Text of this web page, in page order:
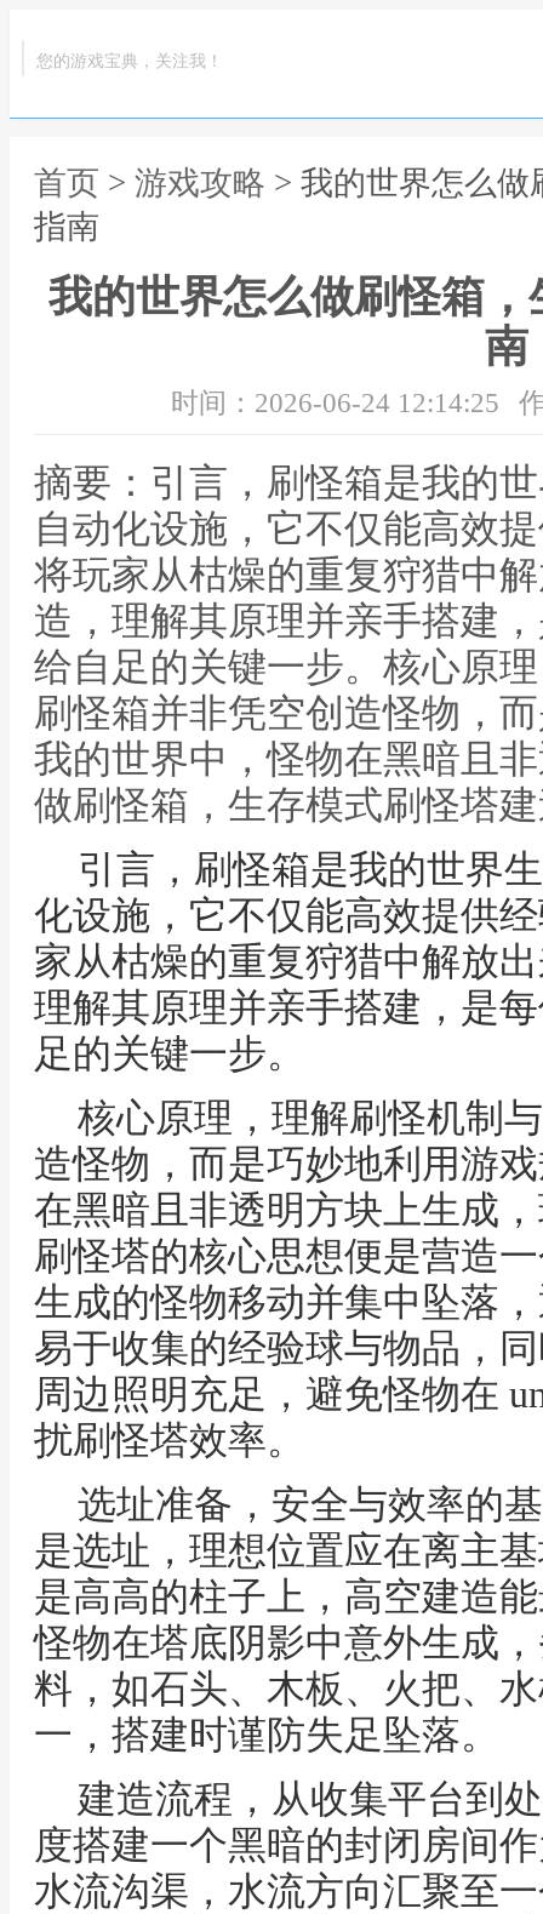
您的游戏宝典，关注我！
首页 > 游戏攻略 > 我的世界怎么
指南
我的世界怎么做刷怪箱
南
时间：2026-06-24 12:14:25
摘要：引言，刷怪箱是我的
自动化设施，它不仅能高效
将玩家从枯燥的重复狩猎中
造，理解其原理并亲手搭建
给自足的关键一步。核心原
刷怪箱并非凭空创造怪物，
我的世界中，怪物在黑暗且
做刷怪箱，生存模式刷怪塔
引言，刷怪箱是我的世界
化设施，它不仅能高效提供
家从枯燥的重复狩猎中解放
理解其原理并亲手搭建，是
足的关键一步。
核心原理，理解刷怪机制
造怪物，而是巧妙地利用游
在黑暗且非透明方块上生成
刷怪塔的核心思想便是营造
生成的怪物移动并集中坠落
易于收集的经验球与物品，
周边照明充足，避免怪物在
扰刷怪塔效率。
选址准备，安全与效率的
是选址，理想位置应在离主
是高高的柱子上，高空建造
怪物在塔底阴影中意外生成
料，如石头、木板、火把、
一，搭建时谨防失足坠落。
建造流程，从收集平台到
度搭建一个黑暗的封闭房间
水流沟渠，水流方向汇聚至